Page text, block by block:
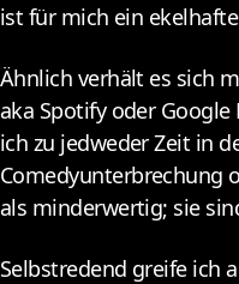
ist für mich ein
Ähnlich verhält es sich
aka Spotify oder
ich zu jedweder Zeit in
Comedyunterbrechung
als minderwertig; sie
Selbstredend greife ich